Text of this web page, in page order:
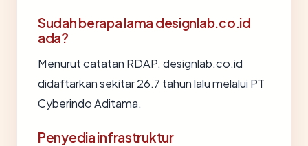
Sudah berapa lama designlab.co.id
ada?
Menurut catatan RDAP, designlab.co.id
didaftarkan sekitar 26.7 tahun lalu melalui PT
Cyberindo Aditama.
Penyedia infrastruktur